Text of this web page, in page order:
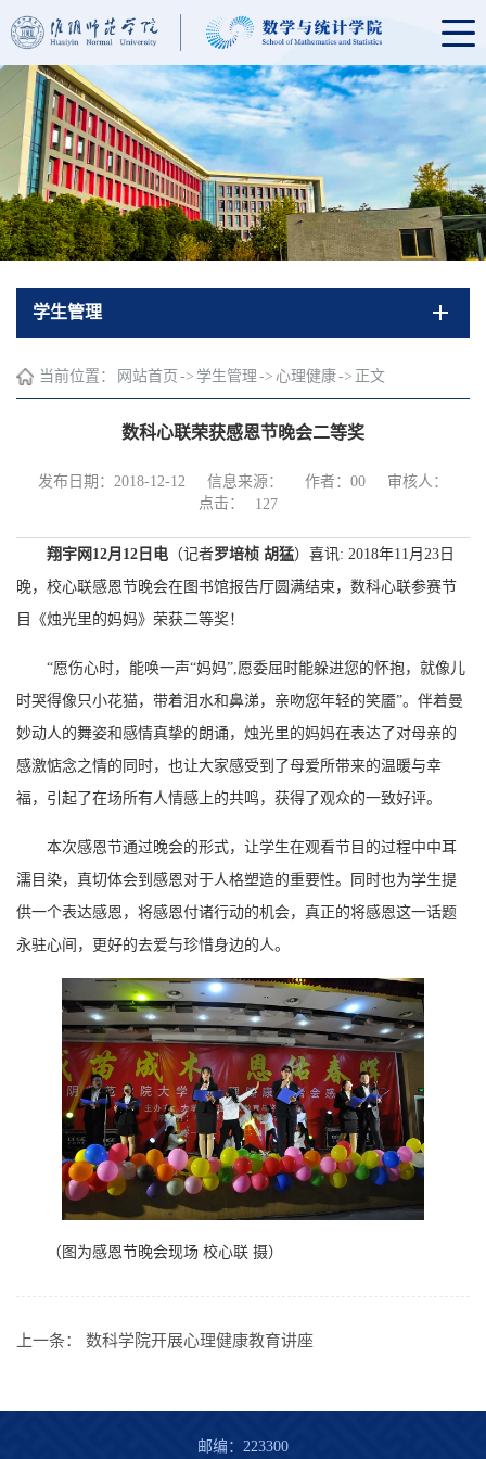
学生管理
当前位置： 网站首页 -> 学生管理 -> 心理健康-> 正文
数科心联荣获感恩节晚会二等奖
发布日期：2018-12-12 信息来源： 作者：00
审核人：
点击：
127
翔宇网12月12日电 （记者罗培桢 胡猛）喜讯: 2018年11月23日
晚，校心联感恩节晚会在图书馆报告厅圆满结束，数科心联参赛节
目《烛光里的妈妈》荣获二等奖！
“愿伤心时，能唤一声“妈妈”,愿委屈时能躲进您的怀抱，就像儿
时哭得像只小花猫，带着泪水和鼻涕，亲吻您年轻的笑靥”。伴着曼
妙动人的舞姿和感情真挚的朗诵，烛光里的妈妈在表达了对母亲的
感激惦念之情的同时，也让大家感受到了母爱所带来的温暖与幸
福，引起了在场所有人情感上的共鸣，获得了观众的一致好评。
本次感恩节通过晚会的形式，让学生在观看节目的过程中中耳
濡目染，真切体会到感恩对于人格塑造的重要性。同时也为学生提
供一个表达感恩，将感恩付诸行动的机会，真正的将感恩这一话题
永驻心间，更好的去爱与珍惜身边的人。
（图为感恩节晚会现场 校心联 摄）
上一条： 数科学院开展心理健康教育讲座
邮编：223300